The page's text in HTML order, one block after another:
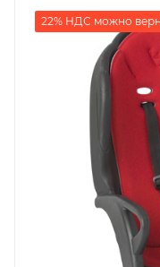
22% НДС можно